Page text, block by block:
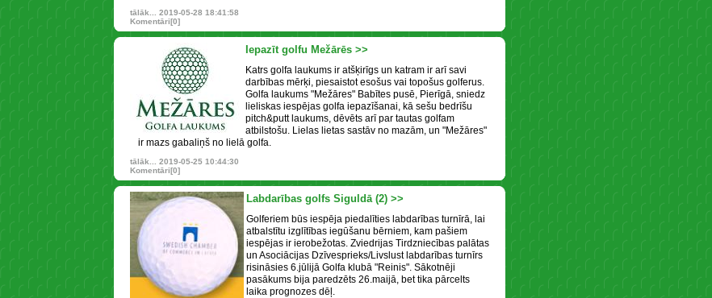
tālāk...
2019-05-28 18:41:58
Komentāri[0]
Iepazīt golfu Mežārēs >>
Katrs golfa laukums ir atšķirīgs un katram ir arī savi
darbības mērķi, piesaistot esošus vai topošus golferus.
Golfa laukums "Mežāres" Babītes pusē, Pierīgā, sniedz
lieliskas iespējas golfa iepazīšanai, kā sešu bedrīšu
pitch&putt laukums, dēvēts arī par tautas golfam
atbilstošu. Lielas lietas sastāv no mazām, un "Mežāres"
ir mazs gabaliņš no lielā golfa.
tālāk...
2019-05-25 10:44:30
Komentāri[0]
Labdarības golfs Siguldā (2) >>
Golferiem būs iespēja piedalīties labdarības turnīrā, lai
atbalstītu izglītības iegūšanu bērniem, kam pašiem
iespējas ir ierobežotas. Zviedrijas Tirdzniecības palātas
un Asociācijas Dzīvesprieks/Livslust labdarības turnīrs
risināsies 6.jūlijā Golfa klubā "Reinis". Sākotnēji
pasākums bija paredzēts 26.maijā, bet tika pārcelts
laika prognozes dēļ.